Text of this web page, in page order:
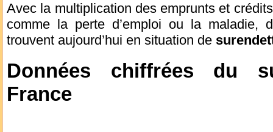
Avec la multiplication des emprunts et
comme la perte d’emploi ou la maladie,
trouvent aujourd’hui en situation de
Données chiffrées du
France